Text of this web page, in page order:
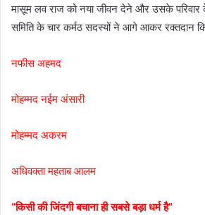
मासूम लव राज को नया जीवन देने और उसके
समिति के चार कर्मठ सदस्यों ने आगे आकर रक्तदान
नफीस अहमद
मोहम्मद नईम अंसारी
मोहम्मद अकरम
अधिवक्ता महताब आलम
“किसी की जिंदगी बचाना ही सबसे बड़ा धर्म है”